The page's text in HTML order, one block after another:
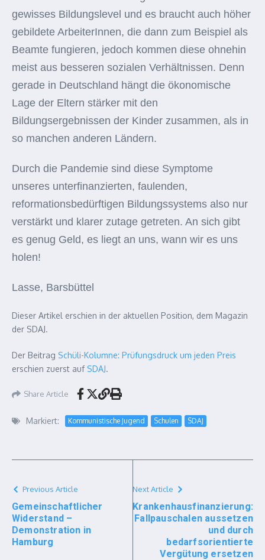
gewisses Bildungslevel und es braucht auch höher
gebildete ArbeiterInnen, die dann zum Beispiel als
Beamte fungieren, jedoch kommen diese ohnehin
meist aus besseren sozialen Verhältnissen. Denn
gerade in Deutschland hängt die ökonomische
Lage der Eltern stärker mit den
Bildungsergebnissen der Kinder zusammen, als in
so manchen anderen Ländern.
Durch die Pandemie sind diese Symptome
unseres unterfinanzierten, faulenden,
reformationsbedürftigen Bildungssystems also nur
verstärkt und klarer zutage getreten. An sich gibt
es genug Geld, es liegt an uns, wann wir es uns
holen!
Lasse, Barsbüttel
Dieser Artikel erschien in der aktuellen Position, dem Magazin
der SDAJ.
Der Beitrag Schüli-Kolumne: Prüfungsdruck um jeden Preis
erschien zuerst auf SDAJ.
Share Article
Markiert: Kommunistische Jugend Schulen SDAJ
Previous Article
Gemeinschaftlicher
Widerstand –
Demonstration in
Hamburg
Next Article
Krankenhausfinanzierung:
Fallpauschalen aussetzen
und durch
bedarfsorientierte
Vergütung ersetzen